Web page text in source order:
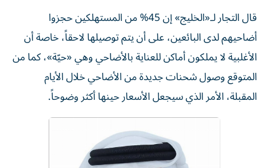
قال التجار لـ«الخليج» إن 45% من المستهلكين حجزوا
أضاحيهم لدى البائعين، على أن يتم توصيلها لاحقاً، خاصة أن
الأغلبية لا يملكون أماكن للعناية بالأضاحي وهي «حيّة»، كما من
المتوقع وصول شحنات جديدة من الأضاحي خلال الأيام
المقبلة، الأمر الذي سيجعل الأسعار حينها أكثر وضوحاً.